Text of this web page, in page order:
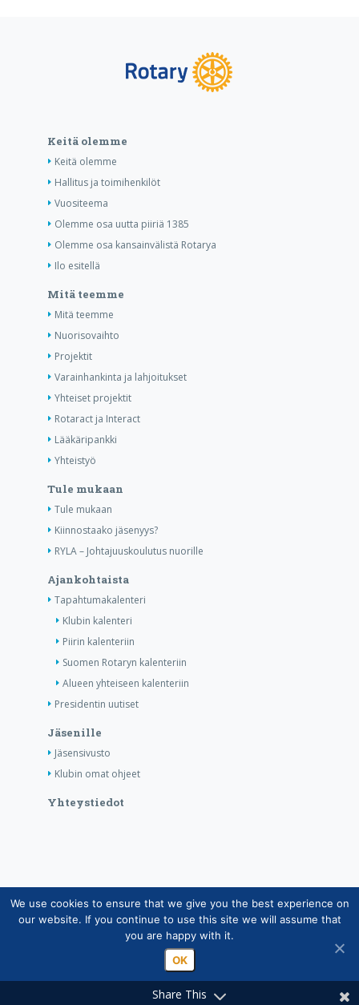
Keitä olemme
Keitä olemme
Hallitus ja toimihenkilöt
Vuositeema
Olemme osa uutta piiriä 1385
Olemme osa kansainvälistä Rotarya
Ilo esitellä
Mitä teemme
Mitä teemme
Nuorisovaihto
Projektit
Varainhankinta ja lahjoitukset
Yhteiset projektit
Rotaract ja Interact
Lääkäripankki
Yhteistyö
Tule mukaan
Tule mukaan
Kiinnostaako jäsenyys?
RYLA – Johtajuuskoulutus nuorille
Ajankohtaista
Tapahtumakalenteri
Klubin kalenteri
Piirin kalenteriin
Suomen Rotaryn kalenteriin
Alueen yhteiseen kalenteriin
Presidentin uutiset
Jäsenille
Jäsensivusto
Klubin omat ohjeet
Yhteystiedot
Copyright © Suomen Rotarypalvelu ry 2026 |
Jäsentietojärjestelmän tietosuojaseloste|Henkilötietojen
käsittely Rotarytoiminnassa
Share This
We use cookies to ensure that we give you the best experience on
our website. If you continue to use this site we will assume that
you are happy with it.
OK